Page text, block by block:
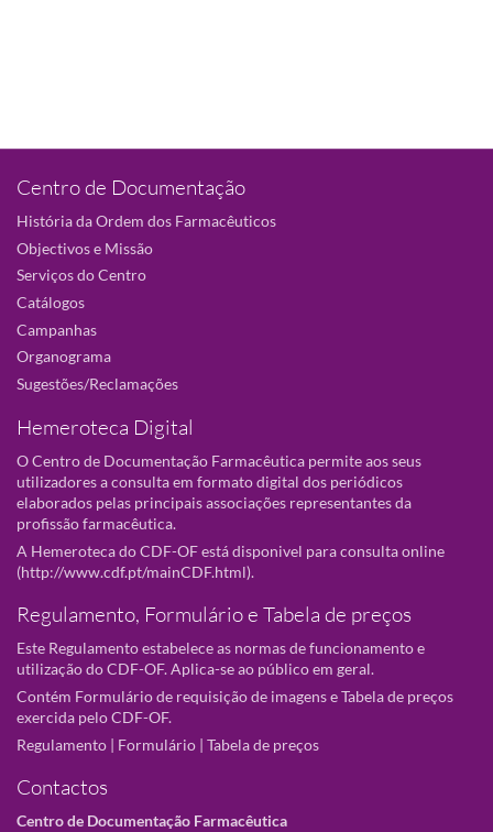
Centro de Documentação
História da Ordem dos Farmacêuticos
Objectivos e Missão
Serviços do Centro
Catálogos
Campanhas
Organograma
Sugestões/Reclamações
Hemeroteca Digital
O Centro de Documentação Farmacêutica permite aos seus
utilizadores a consulta em formato digital dos periódicos
elaborados pelas principais associações representantes da
profissão farmacêutica.
A Hemeroteca do CDF-OF está disponivel para consulta online
(http://www.cdf.pt/mainCDF.html).
Regulamento, Formulário e Tabela de preços
Este Regulamento estabelece as normas de funcionamento e
utilização do CDF-OF. Aplica-se ao público em geral.
Contém Formulário de requisição de imagens e Tabela de preços
exercida pelo CDF-OF.
Regulamento | Formulário | Tabela de preços
Contactos
Centro de Documentação Farmacêutica